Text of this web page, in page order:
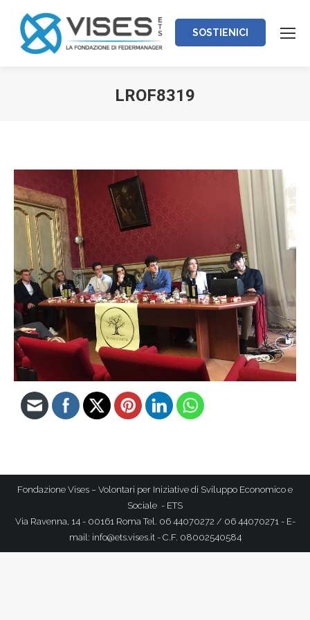
SOSTIENICI
LROF8319
Fondazione Vises – Volontari per Iniziative di Sviluppo Economico e
Sociale - ETS
Via Ravenna, 14 - 00161 Roma Tel. 06 44070272 / 06 44070271 - E-
mail: info@ets.vises.it - C.F. 08002540584